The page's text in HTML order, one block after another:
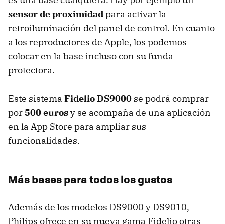
sensor de proximidadpara activar la
retroiluminación del panel de control. En cuanto
a los reproductores de Apple, los podemos
colocar en la base incluso con su funda
protectora.
Este sistema Fidelio DS9000 se podrá comprar
por500 eurosy se acompaña de una aplicación
en la App Store para ampliar sus
funcionalidades.
Más bases para todos los gustos
Además de los modelos DS9000 y DS9010,
Philips ofrece en su nueva gama Fidelio otras